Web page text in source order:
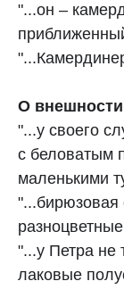
"...он –
О
"...у своего
с беловатым
маленькими
"...бирюзовая
"...у Петра не
лаковые